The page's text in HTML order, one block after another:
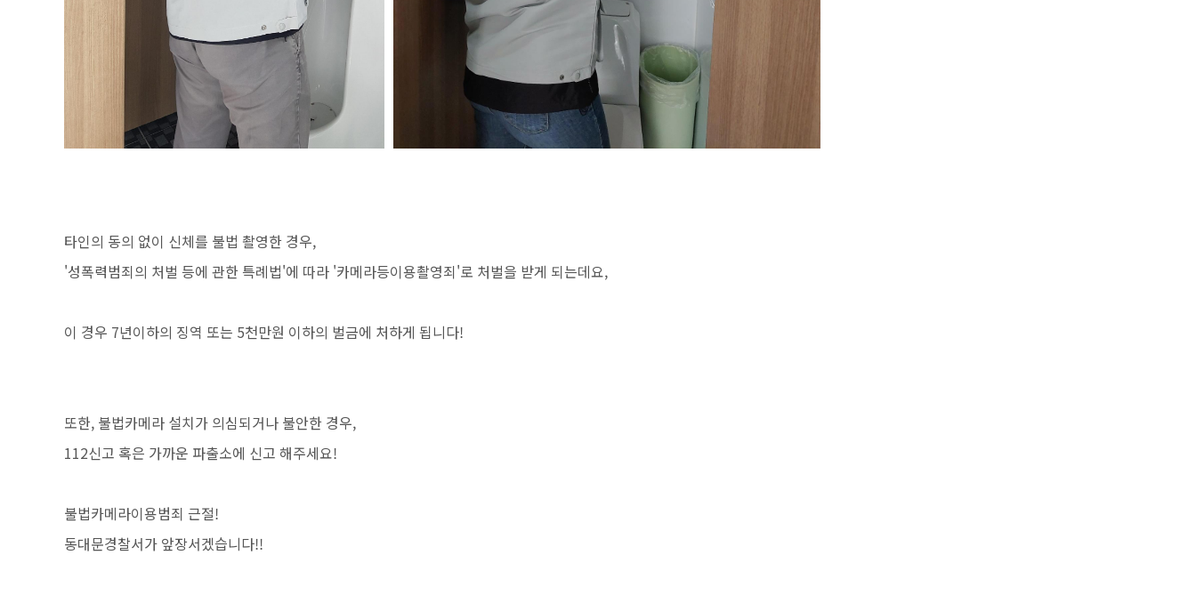
타인의 동의 없이 신체를 불법 촬영한 경우,
'성폭력범죄의 처벌 등에 관한 특례법'에 따라 '카메라등이용촬영죄'로 처벌을 받게 되는데요,
이 경우 7년이하의 징역 또는 5천만원 이하의 벌금에 처하게 됩니다!
또한, 불법카메라 설치가 의심되거나 불안한 경우,
112신고 혹은 가까운 파출소에 신고 해주세요!
불법카메라이용범죄 근절!
동대문경찰서가 앞장서겠습니다!!